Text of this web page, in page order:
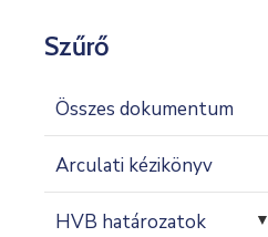
Szűrő
Összes dokumentum
Arculati kézikönyv
HVB határozatok ▼